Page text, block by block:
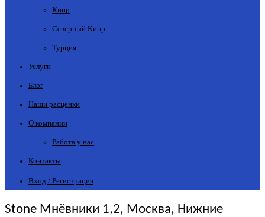
Кипр
Северный Кипр
Турция
Услуги
Блог
Наши расценки
О компании
Работа у нас
Контакты
Вход / Регистрация
Stone Мнёвники 1,2, Москва, Нижние